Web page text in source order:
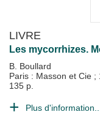
LIVRE
Les mycorrhizes.
B. Boullard
Paris : Masson et Cie ;
135 p.
Plus d'information...